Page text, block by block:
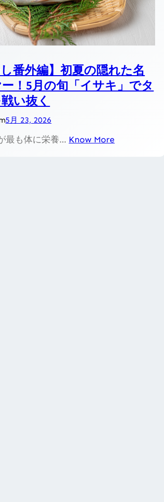
し番外編】初夏の隠れた名
！5月の旬「イサキ」でタ
い抜く
5月 23, 2026
最も体に栄養… Know More